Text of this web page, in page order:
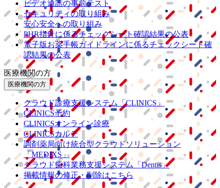
ビデオ通話の事前テスト
セキュリティの取り組み
安心安全への取り組み
PHR指針に係るチェックシート確認結果の公表
電子版お薬手帳ガイドラインに係るチェックシート確
認結果の公表
医療機関の方
医療機関の方
クラウド診療支援システム
「CLINICS」
CLINICS予約
CLINICSオンライン診療
CLINICSカルテ
調剤薬局向け統合型クラウドソリューション
「MEDIXS」
クラウド歯科業務支援システム
「Dentis」
掲載情報の修正・削除はこちら